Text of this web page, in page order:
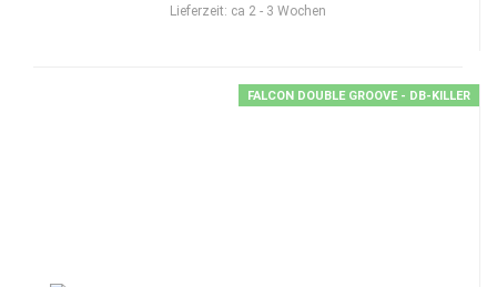
Lieferzeit: ca 2 - 3 Wochen
FALCON DOUBLE GROOVE - DB-KILLER